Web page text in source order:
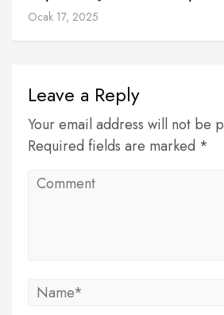
Ocak 17, 2025
Leave a Reply
Your email address will not be
Required fields are marked *